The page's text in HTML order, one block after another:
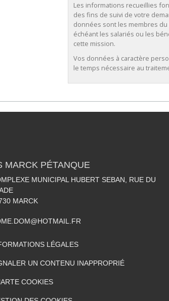
Les informations recueillies
des fins de suivi de votre
données sont les membres
échéant les salariés ou les
cette mission.
Vos données à caractère
le temps nécessaire au
MARCK PÉTANQUE
MUNICIPAL HUBERT SEBAN, RUE DU
MARCK
LÉGALES
UN CONTENU INAPPROPRIÉ
COOKIES